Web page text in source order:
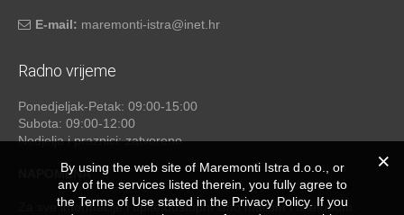
E-mail: maremonti-istra@inet.hr
Radno vrijeme
Ponedjeljak-Petak: 09:00-15:00
Subota: 09:00-12:00
Nedjelja i praznici: zatvoreno
NAPOMENA
Za sve informacije i upite dostupni smo mailom i telefonom.
By using the web site of Maremonti Istra d.o.o., or
any of the services listed therein, you fully agree to
the Terms of Use stated in the Privacy Policy. If you